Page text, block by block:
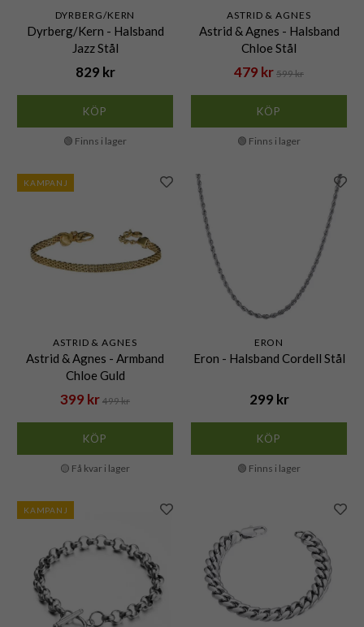
DYRBERG/KERN
Dyrberg/Kern - Halsband
Jazz Stål
829 kr
KÖP
🟢 Finns i lager
ASTRID & AGNES
Astrid & Agnes - Halsband
Chloe Stål
479 kr 599 kr
KÖP
🟢 Finns i lager
KAMPANJ
ASTRID & AGNES
Astrid & Agnes - Armband
Chloe Guld
399 kr 499 kr
KÖP
🟡 Få kvar i lager
ERON
Eron - Halsband Cordell Stål
299 kr
KÖP
🟢 Finns i lager
KAMPANJ